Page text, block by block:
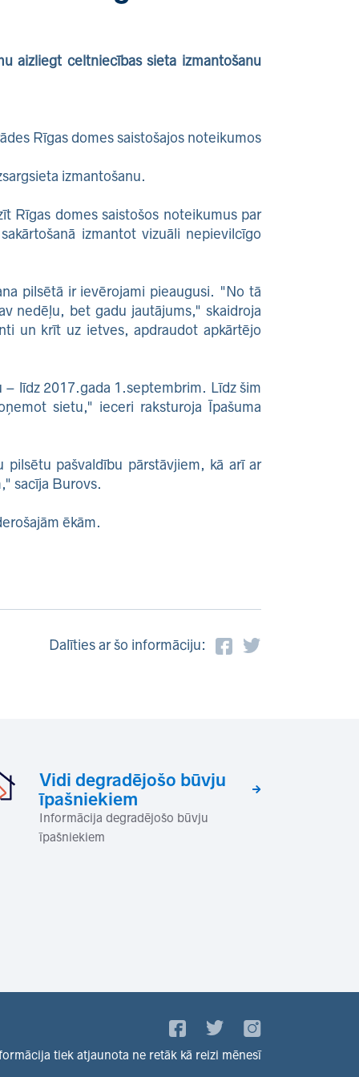
aizliegt celtniecības sieta izmantošanu
Rīgas domes saistošajos noteikumos
izmantošanu.
Rīgas domes saistošos noteikumus par
izmantot vizuāli nepievilcīgo
pilsētā ir ievērojami pieaugusi. "No tā
nedēļu, bet gadu jautājums," skaidroja
un krīt uz ietves, apdraudot apkārtējo
– līdz 2017.gada 1.septembrim. Līdz šim
sietu," ieceri raksturoja Īpašuma
pašvaldību pārstāvjiem, kā arī ar
sacīja Burovs.
ēkām.
Dalīties ar šo informāciju:
Vidi degradējošo būvju
īpašniekiem
Informācija degradējošo būvju
īpašniekiem
tiek atjaunota ne retāk kā reizi mēnesī